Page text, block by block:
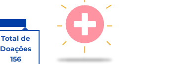
Total de
Doações
156